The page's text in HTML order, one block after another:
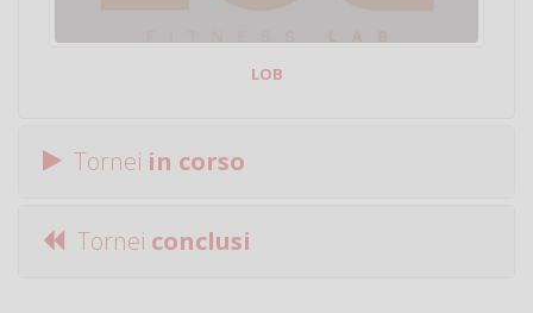
LOB
Tornei in corso
Tornei conclusi